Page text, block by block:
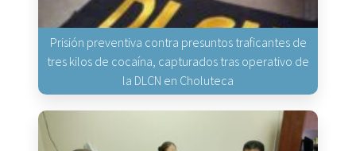
Prisión preventiva contra presuntos traficantes de
tres kilos de cocaína, capturados tras operativo de
la DLCN en Choluteca